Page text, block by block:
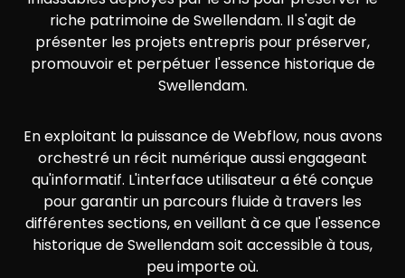
riche patrimoine de Swellendam. Il s'agit de
présenter les projets entrepris pour préserver,
promouvoir et perpétuer l'essence historique de
Swellendam.
En exploitant la puissance de Webflow, nous avons
orchestré un récit numérique aussi engageant
qu'informatif. L'interface utilisateur a été conçue
pour garantir un parcours fluide à travers les
différentes sections, en veillant à ce que l'essence
historique de Swellendam soit accessible à tous,
peu importe où.